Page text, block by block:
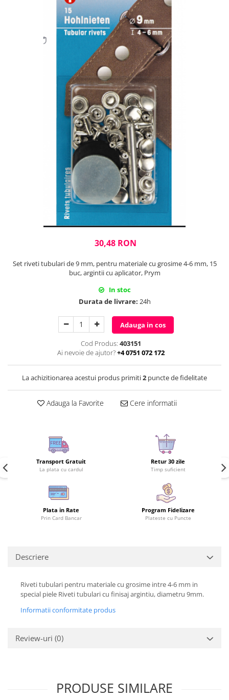
30,48 RON
Set riveti tubulari de 9 mm, pentru materiale cu grosime 4-6 mm, 15
buc, argintii cu aplicator, Prym
In stoc
Durata de livrare: 24h
Adauga in cos
Cod Produs: 403151
Ai nevoie de ajutor?+4 0751 072 172
La achizitionarea acestui produs primiti2 puncte de fidelitate
Adauga la Favorite Cere informatii
Transport Gratuit
La plata cu cardul
Retur 30 zile
Timp suficient
Plata in Rate
Prin Card Bancar
Program Fidelizare
Plateste cu Puncte
Descriere
Riveti tubulari pentru materiale cu grosime intre 4-6 mm in
special piele Riveti tubulari cu finisaj argintiu, diametru 9mm.
Informatii conformitate produs
Review-uri (0)
PRODUSE SIMILARE